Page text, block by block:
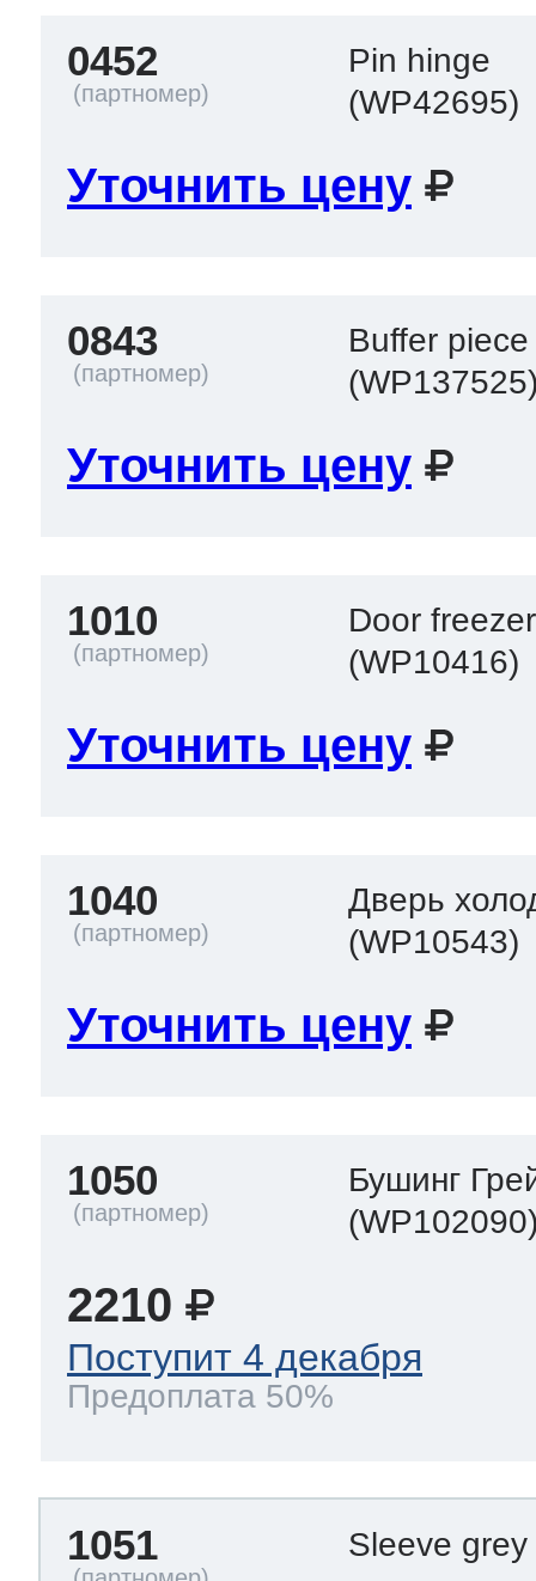
0452
Pin hinge
(WP42695)
Уточнить цену
0843
Buffer piece
Уточнить цену
1010
Door
(WP10416)
Уточнить цену
1040
Дверь
(WP10543)
Уточнить цену
1050
Бушинг
2210
Поступит 4 декабря
Предоплата 50%
1051 Sleeve